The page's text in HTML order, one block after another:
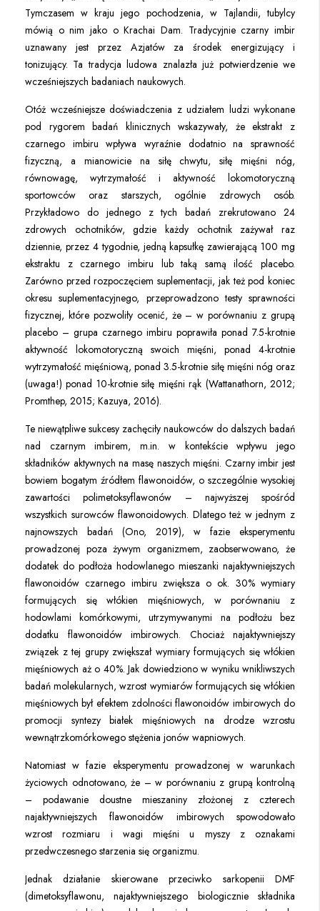
Tymczasem w kraju jego pochodzenia, w Tajlandii, tubylcy
mówią o nim jako o Krachai Dam. Tradycyjnie czarny imbir
uznawany jest przez Azjatów za środek energizujący i
tonizujący. Ta tradycja ludowa znalazła już potwierdzenie we
wcześniejszych badaniach naukowych.
Otóż wcześniejsze doświadczenia z udziałem ludzi wykonane
pod rygorem badań klinicznych wskazywały, że ekstrakt z
czarnego imbiru wpływa wyraźnie dodatnio na sprawność
fizyczną, a mianowicie na siłę chwytu, siłę mięśni nóg,
równowagę, wytrzymałość i aktywność lokomotoryczną
sportowców oraz starszych, ogólnie zdrowych osób.
Przykładowo do jednego z tych badań zrekrutowano 24
zdrowych ochotników, gdzie każdy ochotnik zażywał raz
dziennie, przez 4 tygodnie, jedną kapsułkę zawierającą 100 mg
ekstraktu z czarnego imbiru lub taką samą ilość placebo.
Zarówno przed rozpoczęciem suplementacji, jak też pod koniec
okresu suplementacyjnego, przeprowadzono testy sprawności
fizycznej, które pozwoliły ocenić, że – w porównaniu z grupą
placebo – grupa czarnego imbiru poprawiła ponad 7.5-krotnie
aktywność lokomotoryczną swoich mięśni, ponad 4-krotnie
wytrzymałość mięśniową, ponad 3.5-krotnie siłę mięśni nóg oraz
(uwaga!) ponad 10-krotnie siłę mięśni rąk (Wattanathorn, 2012;
Promthep, 2015; Kazuya, 2016).
Te niewątpliwe sukcesy zachęciły naukowców do dalszych badań
nad czarnym imbirem, m.in. w kontekście wpływu jego
składników aktywnych na masę naszych mięśni. Czarny imbir jest
bowiem bogatym źródłem flawonoidów, o szczególnie wysokiej
zawartości polimetoksyflawonów – najwyższej spośród
wszystkich surowców flawonoidowych. Dlatego też w jednym z
najnowszych badań (Ono, 2019), w fazie eksperymentu
prowadzonej poza żywym organizmem, zaobserwowano, że
dodatek do podłoża hodowlanego mieszanki najaktywniejszych
flawonoidów czarnego imbiru zwiększa o ok. 30% wymiary
formujących się włókien mięśniowych, w porównaniu z
hodowlami komórkowymi, utrzymywanymi na podłożu bez
dodatku flawonoidów imbirowych. Chociaż najaktywniejszy
związek z tej grupy zwiększał wymiary formujących się włókien
mięśniowych aż o 40%. Jak dowiedziono w wyniku wnikliwszych
badań molekularnych, wzrost wymiarów formujących się włókien
mięśniowych był efektem zdolności flawonoidów imbirowych do
promocji syntezy białek mięśniowych na drodze wzrostu
wewnątrzkomórkowego stężenia jonów wapniowych.
Natomiast w fazie eksperymentu prowadzonej w warunkach
życiowych odnotowano, że – w porównaniu z grupą kontrolną
– podawanie doustne mieszaniny złożonej z czterech
najaktywniejszych flawonoidów imbirowych spowodowało
wzrost rozmiaru i wagi mięśni u myszy z oznakami
przedwczesnego starzenia się organizmu.
Jednak działanie skierowane przeciwko sarkopenii DMF
(dimetoksyflawonu, najaktywniejszego biologicznie składnika